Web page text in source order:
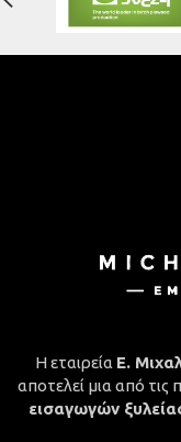
Η εταιρεία Ε.
αποτελεί μια από τις
εισαγωγών